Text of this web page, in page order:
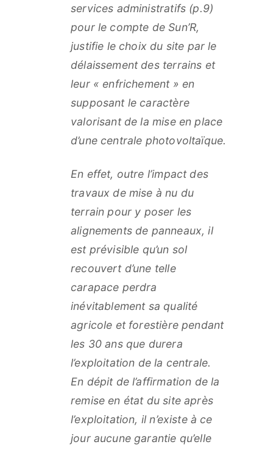
services administratifs (p.9)
pour le compte de Sun’R,
justifie le choix du site par le
délaissement des terrains et
leur « enfrichement » en
supposant le caractère
valorisant de la mise en place
d’une centrale photovoltaïque.
En effet, outre l’impact des
travaux de mise à nu du
terrain pour y poser les
alignements de panneaux, il
est prévisible qu’un sol
recouvert d’une telle
carapace perdra
inévitablement sa qualité
agricole et forestière pendant
les 30 ans que durera
l’exploitation de la centrale.
En dépit de l’affirmation de la
remise en état du site après
l’exploitation, il n’existe à ce
jour aucune garantie qu’elle